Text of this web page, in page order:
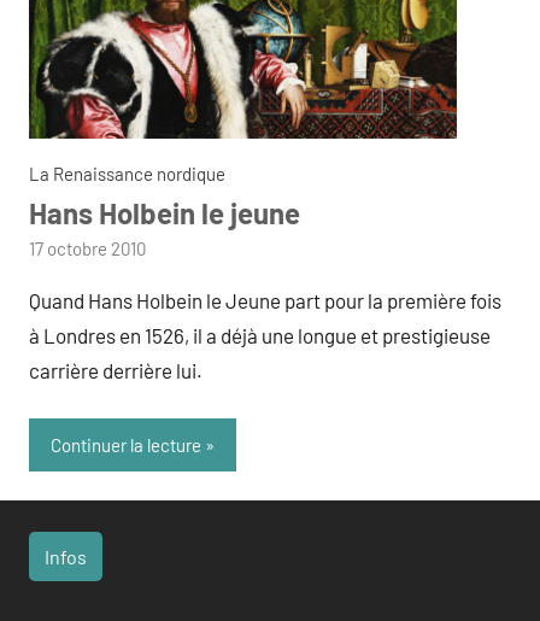
La Renaissance nordique
Hans Holbein le jeune
par
17 octobre 2010
Quand Hans Holbein le Jeune part pour la première fois
à Londres en 1526, il a déjà une longue et prestigieuse
carrière derrière lui.
Continuer la lecture
Infos